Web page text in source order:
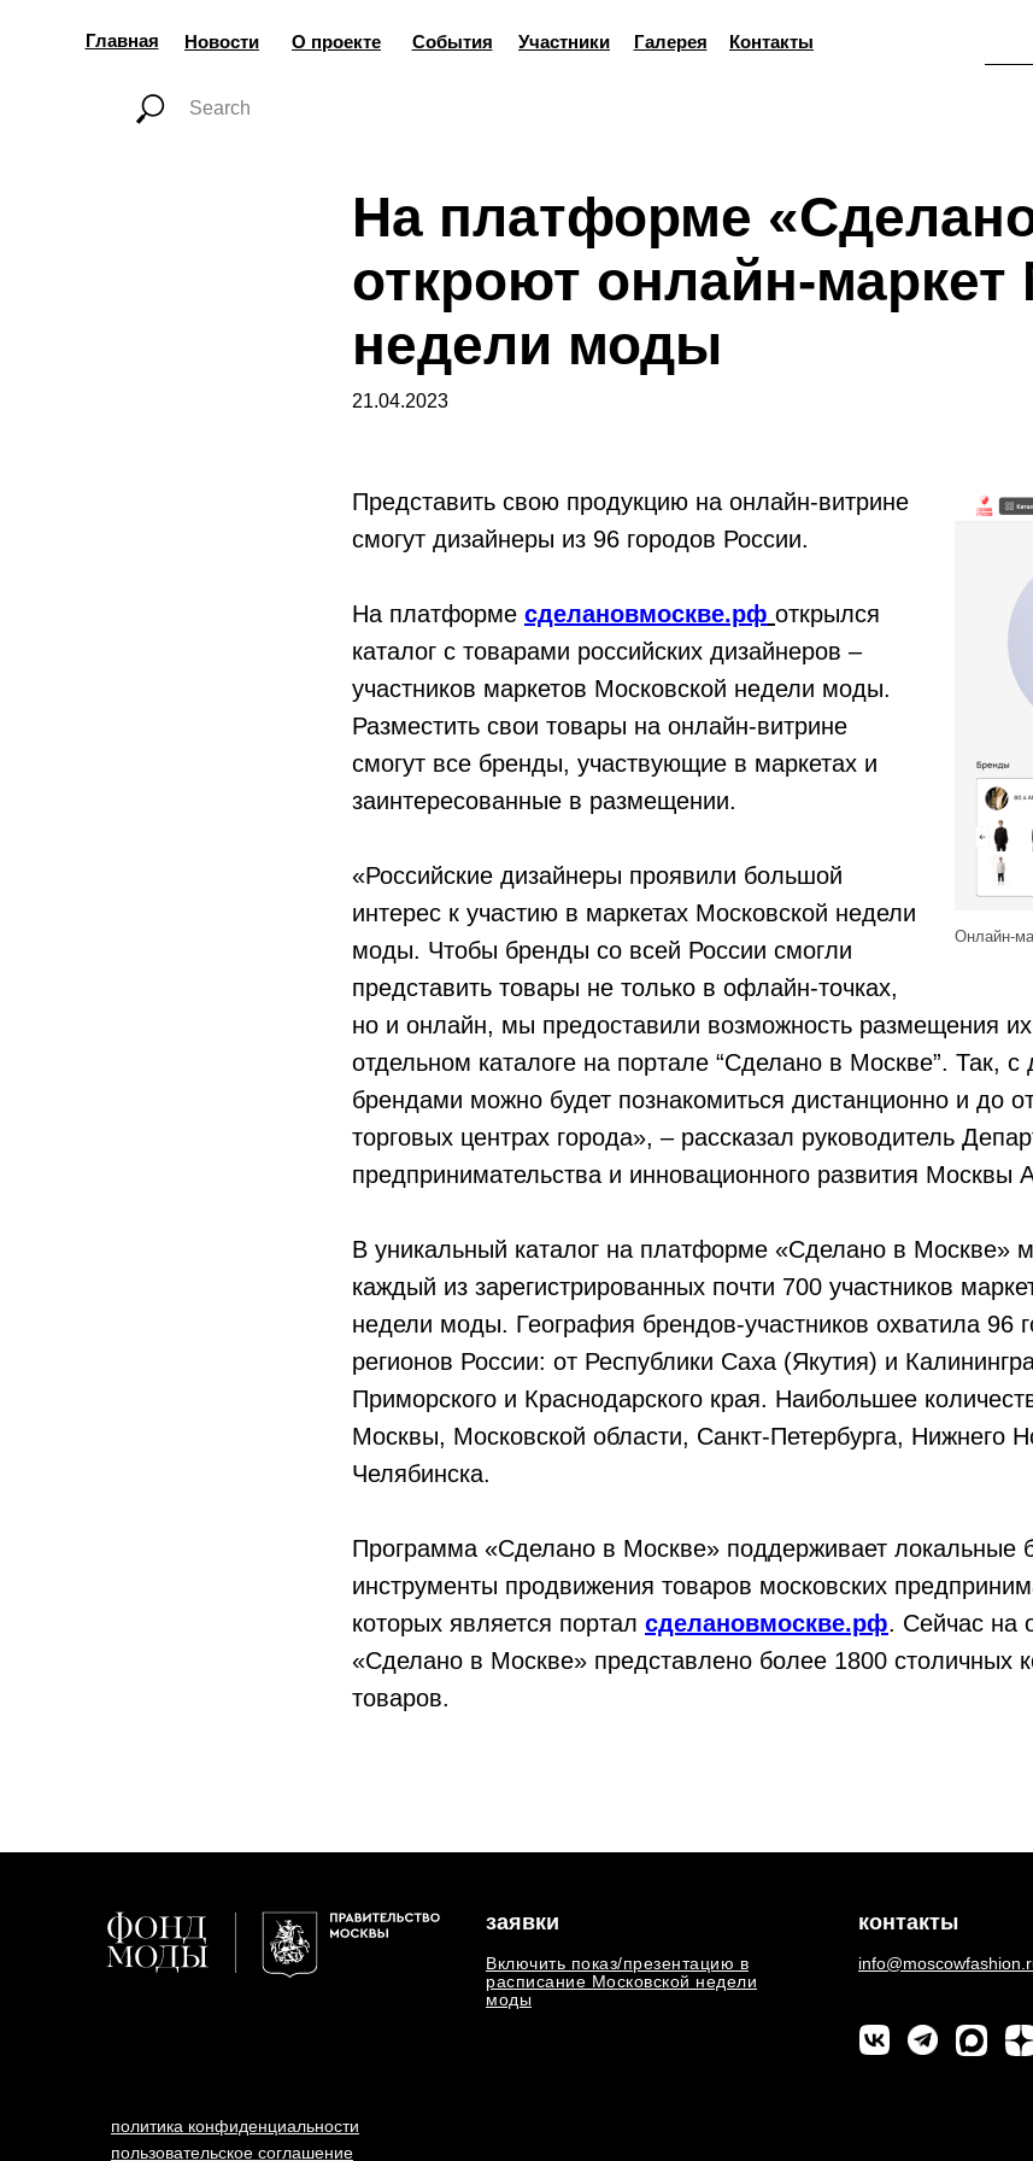
О проекте События Участники Галерея Контакты
Главная Новости
На платформе
откроют онлайн-маркет
недели моды
21.04.2023
Онлайн-
Представить свою продукцию на онлайн-витрине
смогут дизайнеры из 96 городов России.
На платформе сделановмоскве.рф открылся
каталог с товарами российских дизайнеров –
участников маркетов Московской недели моды.
Разместить свои товары на онлайн-витрине
смогут все бренды, участвующие в маркетах и
заинтересованные в размещении.
«Российские дизайнеры проявили большой
интерес к участию в маркетах Московской недели
моды. Чтобы бренды со всей России смогли
представить товары не только в офлайн-точках,
но и онлайн, мы предоставили возможность размещения
отдельном каталоге на портале “Сделано в Москве”. Так, с
брендами можно будет познакомиться дистанционно и до
торговых центрах города», – рассказал руководитель
предпринимательства и инновационного развития Москвы
В уникальный каталог на платформе «Сделано в Москве»
каждый из зарегистрированных почти 700 участников
недели моды. География брендов-участников охватила 96
регионов России: от Республики Саха (Якутия) и
Приморского и Краснодарского края. Наибольшее
Москвы, Московской области, Санкт-Петербурга, Нижнего
Челябинска.
Программа «Сделано в Москве» поддерживает локальные
инструменты продвижения товаров московских
которых является портал сделановмоскве.рф. Сейчас на
«Сделано в Москве» представлено более 1800 столичных
товаров.
политика конфиденциальности
пользовательское соглашение
контакты
заявки
Включить показ/презентацию в
расписание Московской недели
моды